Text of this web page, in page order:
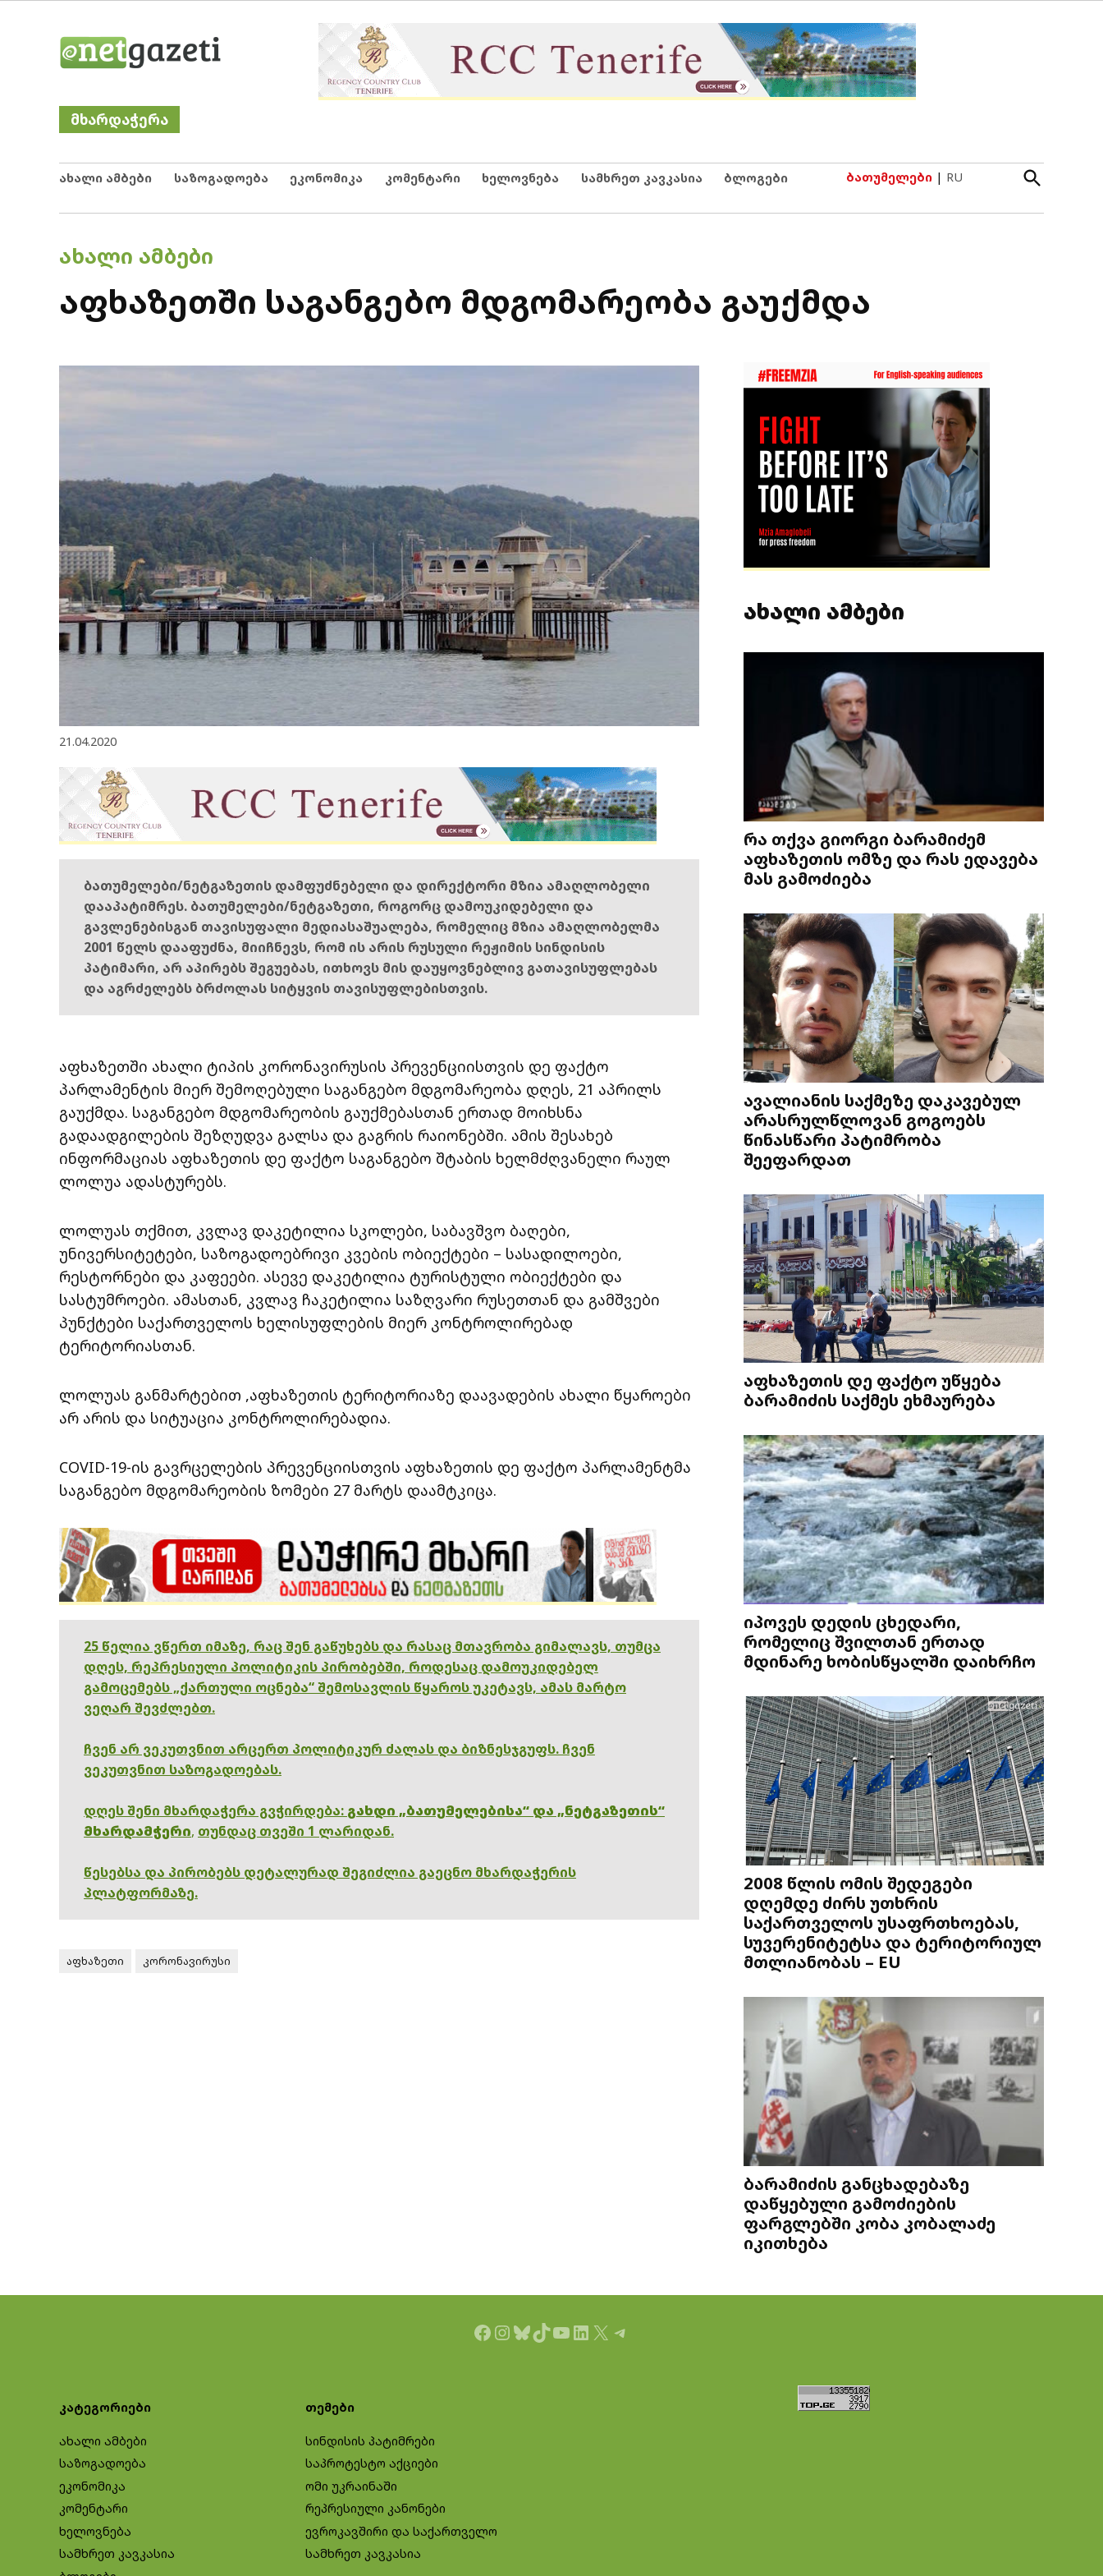
Netgazeti
მხარდაჭერა
ახალი ამბები საზოგადოება ეკონომიკა კომენტარი ხელოვნება სამხრეთ კავკასია ბლოგები ბათუმელები | RU
Open
Search
POSTED
ᲐᲮᲐᲚᲘ ᲐᲛᲑᲔᲑᲘ
აფხაზეთში საგანგებო მდგომარეობა გაუქმდა
21.04.2020
ბათუმელები/ნეტგაზეთის დამფუძნებელი და დირექტორი მზია ამაღლობელი
დააპატიმრეს. ბათუმელები/ნეტგაზეთი, როგორც დამოუკიდებელი და
გავლენებისგან თავისუფალი მედიასაშუალება, რომელიც მზია ამაღლობელმა
2001 წელს დააფუძნა, მიიჩნევს, რომ ის არის რუსული რეჟიმის სინდისის
პატიმარი, არ აპირებს შეგუებას, ითხოვს მის დაუყოვნებლივ გათავისუფლებას
და აგრძელებს ბრძოლას სიტყვის თავისუფლებისთვის.
აფხაზეთში ახალი ტიპის კორონავირუსის პრევენციისთვის დე ფაქტო
პარლამენტის მიერ შემოღებული საგანგებო მდგომარეობა დღეს, 21 აპრილს
გაუქმდა. საგანგებო მდგომარეობის გაუქმებასთან ერთად მოიხსნა
გადაადგილების შეზღუდვა გალსა და გაგრის რაიონებში. ამის შესახებ
ინფორმაციას აფხაზეთის დე ფაქტო საგანგებო შტაბის ხელმძღვანელი რაულ
ლოლუა ადასტურებს.
ლოლუას თქმით, კვლავ დაკეტილია სკოლები, საბავშვო ბაღები,
უნივერსიტეტები, საზოგადოებრივი კვების ობიექტები – სასადილოები,
რესტორნები და კაფეები. ასევე დაკეტილია ტურისტული ობიექტები და
სასტუმროები. ამასთან, კვლავ ჩაკეტილია საზღვარი რუსეთთან და გამშვები
პუნქტები საქართველოს ხელისუფლების მიერ კონტროლირებად
ტერიტორიასთან.
ლოლუას განმარტებით ,აფხაზეთის ტერიტორიაზე დაავადების ახალი წყაროები
არ არის და სიტუაცია კონტროლირებადია.
COVID-19-ის გავრცელების პრევენციისთვის აფხაზეთის დე ფაქტო პარლამენტმა
საგანგებო მდგომარეობის ზომები 27 მარტს დაამტკიცა.
25 წელია ვწერთ იმაზე, რაც შენ გაწუხებს და რასაც მთავრობა გიმალავს, თუმცა
დღეს, რეპრესიული პოლიტიკის პირობებში, როდესაც დამოუკიდებელ
გამოცემებს „ქართული ოცნება“ შემოსავლის წყაროს უკეტავს, ამას მარტო
ვეღარ შევძლებთ.
ჩვენ არ ვეკუთვნით არცერთ პოლიტიკურ ძალას და ბიზნესჯგუფს. ჩვენ
ვეკუთვნით საზოგადოებას.
დღეს შენი მხარდაჭერა გვჭირდება: გახდი „ბათუმელებისა“ და „ნეტგაზეთის“
მხარდამჭერი, თუნდაც თვეში 1 ლარიდან.
წესებსა და პირობებს დეტალურად შეგიძლია გაეცნო მხარდაჭერის
პლატფორმაზე.
აფხაზეთი კორონავირუსი
ახალი ამბები
რა თქვა გიორგი ბარამიძემ
აფხაზეთის ომზე და რას ედავება
მას გამოძიება
ავალიანის საქმეზე დაკავებულ
არასრულწლოვან გოგოებს
წინასწარი პატიმრობა
შეეფარდათ
აფხაზეთის დე ფაქტო უწყება
ბარამიძის საქმეს ეხმაურება
იპოვეს დედის ცხედარი,
რომელიც შვილთან ერთად
მდინარე ხობისწყალში დაიხრჩო
2008 წლის ომის შედეგები
დღემდე ძირს უთხრის
საქართველოს უსაფრთხოებას,
სუვერენიტეტსა და ტერიტორიულ
მთლიანობას – EU
ბარამიძის განცხადებაზე
დაწყებული გამოძიების
ფარგლებში კობა კობალაძე
იკითხება
Facebook
Instagram
Bluesky
TikTok
YouTube
LinkedIn
X Telegram
კატეგორიები
ახალი ამბები
საზოგადოება
ეკონომიკა
კომენტარი
ხელოვნება
სამხრეთ კავკასია
თემები
სინდისის პატიმრები
საპროტესტო აქციები
ომი უკრაინაში
რეპრესიული კანონები
ევროკავშირი და საქართველო
სამხრეთ კავკასია